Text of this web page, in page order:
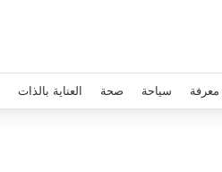
معرفة سياحة صحة العناية بالذات